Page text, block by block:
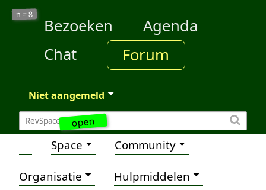
open
n =8
Bezoeken
Agenda
Chat
Forum
Niet aangemeld
Space Community
Organisatie Hulpmiddelen